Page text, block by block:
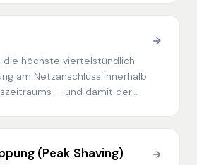
die höchste viertelstündlich
am Netzanschluss innerhalb
— und damit der
(Peak Shaving)